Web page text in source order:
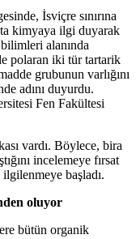
İsviçre sınırına
kimyaya ilgi duyarak
alanında
polaran iki tür tartarik
grubunun varlığını
adını duyurdu.
Fen Fakültesi
vardı. Böylece, bira
incelemeye fırsat
başladı.
oluyor
bütün organik